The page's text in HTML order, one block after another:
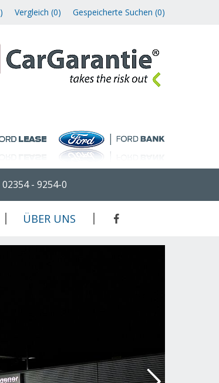
) Vergleich (0) Gespeicherte Suchen (0)
02354 - 9254-0
ÜBER UNS